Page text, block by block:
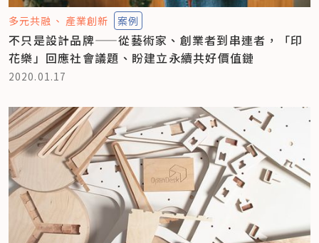
多元共融 產業創新 案例
不只是設計品牌——從藝術家、創業者到串連者，「印
花樂」回應社會議題、盼建立永續共好價值鏈
2020.01.17